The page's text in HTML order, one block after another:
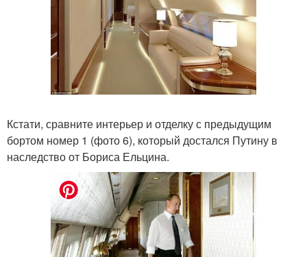
Кстати, сравните интерьер и отделку с предыдущим
бортом номер 1 (фото 6), который достался Путину в
наследство от Бориса Ельцина.